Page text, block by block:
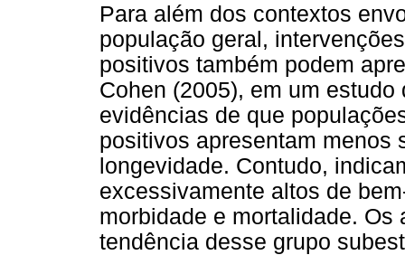
Para além dos contextos
população geral,
positivos também podem
Cohen (2005), em um
evidências de que
positivos apresentam menos
longevidade. Contudo,
excessivamente altos de
morbidade e mortalidade.
tendência desse grupo